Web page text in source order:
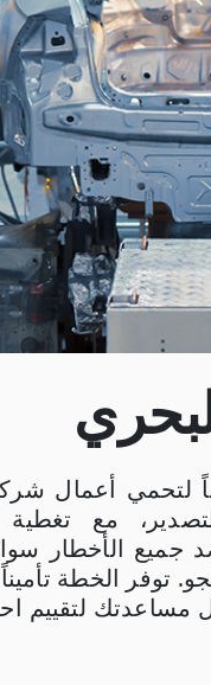
أعمال
مع
جميع الأخطار
توفر الخطة تأميناً
مساعدتك لتقييم